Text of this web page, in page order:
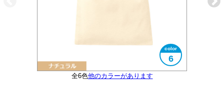
全6色他のカラーがあります
6
大きさイメージ
使用イメージ